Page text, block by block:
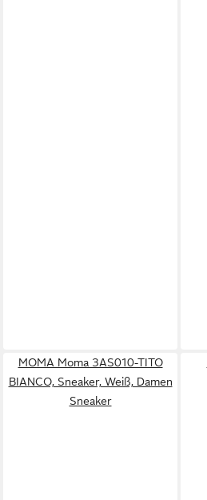
MOMA Moma 3AS010-TITO
BIANCO, Sneaker, Weiß, Damen
Sneaker